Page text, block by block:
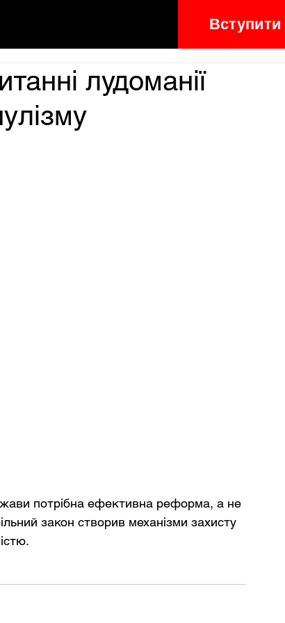
Вступити
лудоманії
потрібна ефективна реформа, а не
закон створив механізми захисту